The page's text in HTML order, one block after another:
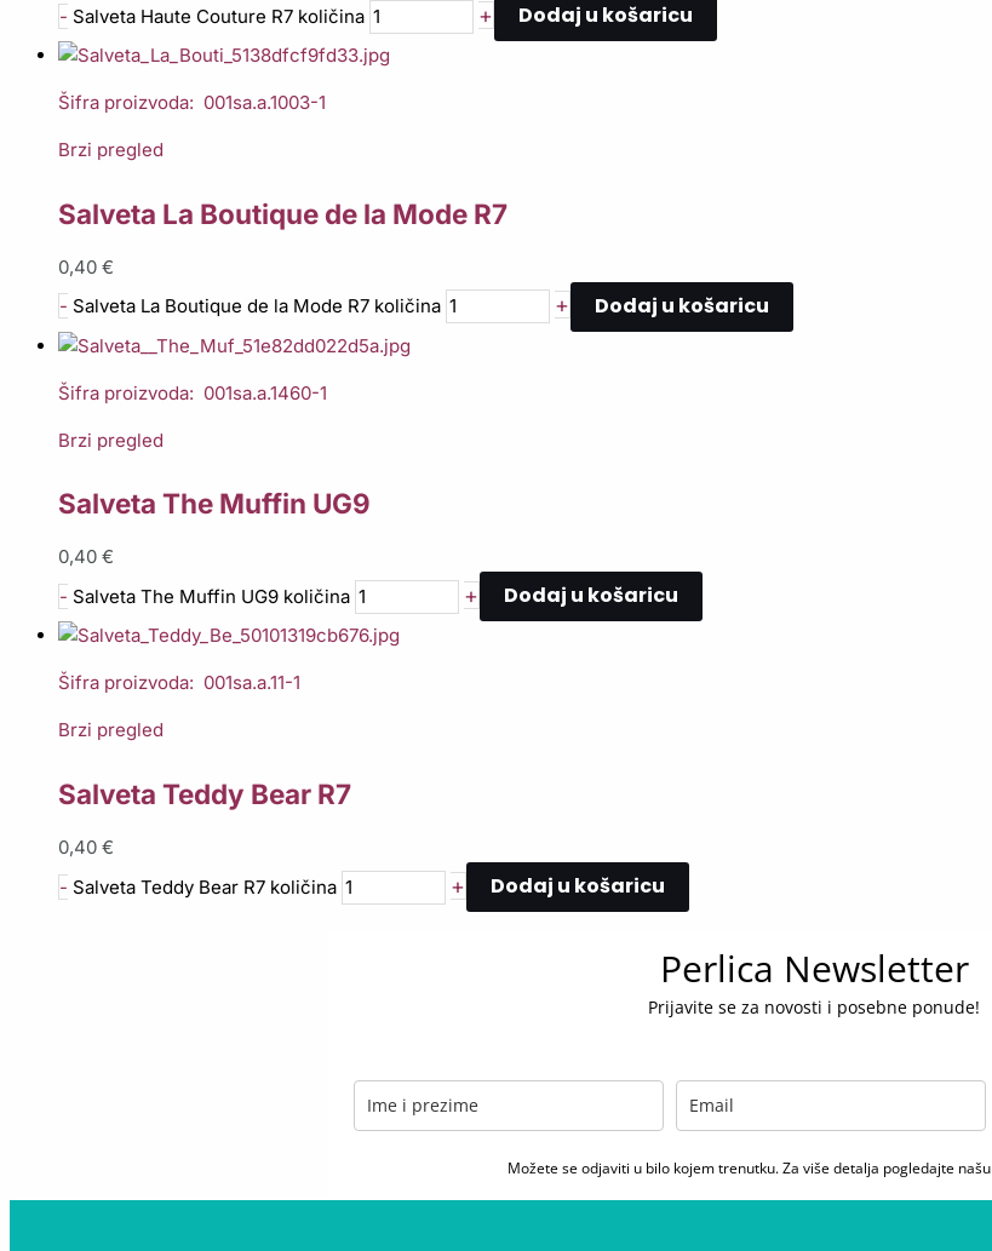
- Salveta Haute Couture R7 količina + Dodaj u košaricu
Šifra proizvoda: 001sa.a.1003-1
Brzi pregled
Salveta La Boutique de la Mode R7
0,40 €
- Salveta La Boutique de la Mode R7 količina + Dodaj u košaricu
Šifra proizvoda: 001sa.a.1460-1
Brzi pregled
Salveta The Muffin UG9
0,40 €
- Salveta The Muffin UG9 količina + Dodaj u košaricu
Šifra proizvoda: 001sa.a.11-1
Brzi pregled
Salveta Teddy Bear R7
0,40 €
- Salveta Teddy Bear R7 količina + Dodaj u košaricu
Perlica Newsletter
Prijavite se za novosti i posebne ponude!
Možete se odjaviti u bilo kojem trenutku. Za više detalja pogledajte našu